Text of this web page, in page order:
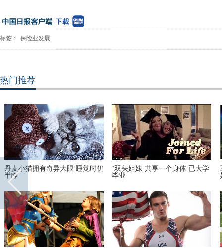
标签： 保险业发展
热门推荐
丹麦小猫拥有奇异大眼 睡觉时仍
半睁
“双头姐妹”共享一个身体 已大学
毕业